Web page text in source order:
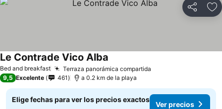
Compartir
Bed and breakfast Terraza panorámica compartida
Le Contrade Vico Alba
9,5 Excelente 461 a 0.2 km de la playa
Elige fechas para ver los precios exactos
Ver precios